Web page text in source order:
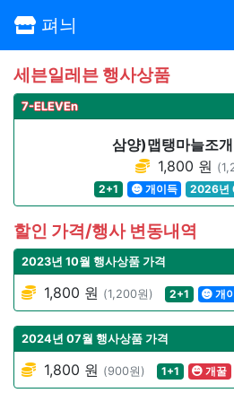
펴늬
세븐일레븐 행사상품
7-ELEVEn
삼양)맵탱마늘조
1,800 원
2+1
개이득 2026년
할인 가격/행사 변동내역
2023년 10월 행사상품 가격
1,800 원 (1,200원) 2+1 개
2024년 07월 행사상품 가격
1,800 원 (900원) 1+1 개꿀